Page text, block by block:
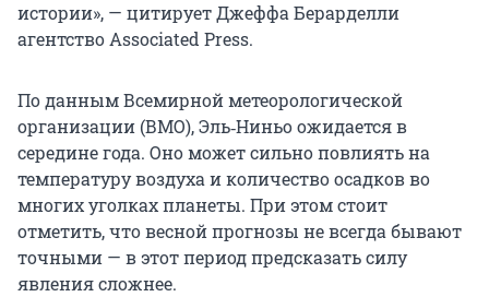
истории», — цитирует Джеффа Берарделли
агентство Associated Press.
По данным Всемирной метеорологической
организации (ВМО), Эль‑Ниньо ожидается в
середине года. Оно может сильно повлиять на
температуру воздуха и количество осадков во
многих уголках планеты. При этом стоит
отметить, что весной прогнозы не всегда бывают
точными — в этот период предсказать силу
явления сложнее.